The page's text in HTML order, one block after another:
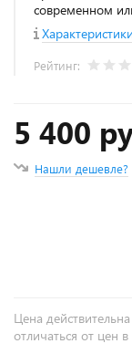
современном
Характеристики
Рейтинг:
5 400
Нашли дешевле?
Цена
отличаться от цен